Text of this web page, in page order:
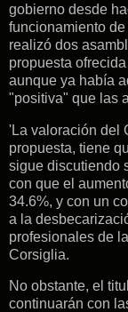
gobierno desde
funcionamiento
realizó dos
propuesta
aunque ya había
"positiva" que las
'La valoración del
propuesta, tiene
sigue discutiendo
con que el
34.6%, y con un
a la
profesionales de
Corsiglia.
No obstante, el
continuarán con